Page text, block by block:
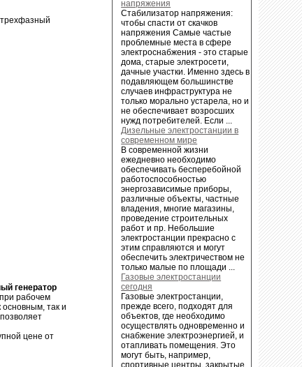
генератор
рабочем
основным, так и
цене от
напряжения
Стабилизатор напряжения:
чтобы спасти от скачков
напряжения Самые частые
проблемные места в сфере
электроснабжения - это старые
дома, старые электросети,
дачные участки. Именно здесь в
подавляющем большинстве
случаев инфраструктура не
только морально устарела, но и
не обеспечивает возросших
нужд потребителей. Если ...
Дизельные электростанции в
современном мире
В современной жизни
ежедневно необходимо
обеспечивать бесперебойной
работоспособностью
энергозависимые приборы,
различные объекты, частные
владения, многие магазины,
проведение строительных
работ и пр. Небольшие
электростанции прекрасно с
этим справляются и могут
обеспечить электричеством не
только малые по площади ...
Газовые электростанции
сегодня
Газовые электростанции,
прежде всего, подходят для
объектов, где необходимо
осуществлять одновременно и
снабжение электроэнергией, и
отапливать помещения. Это
могут быть, например,
спортивные центры, закрытые